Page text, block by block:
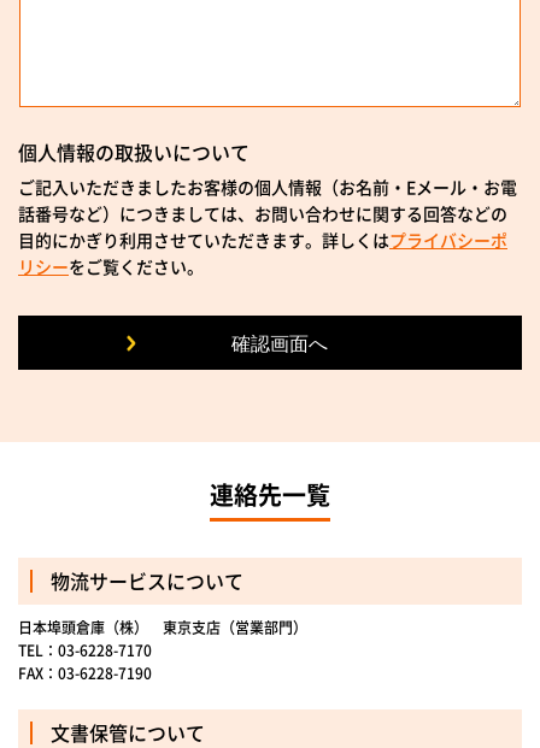
個人情報の取扱いについて
ご記入いただきましたお客様の個人情報（お名前・Eメール・お電
話番号など）につきましては、お問い合わせに関する回答などの
目的にかぎり利用させていただきます。詳しくはプライバシーポ
リシーをご覧ください。
連絡先一覧
物流サービスについて
日本埠頭倉庫（株） 東京支店（営業部門）
TEL：03-6228-7170
FAX：03-6228-7190
文書保管について